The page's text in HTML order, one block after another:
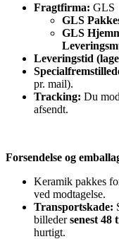
Fragtfirma: GLS
GLS
GLS
Leveringstid
pr. mail).
Tracking: Du
afsendt.
Forsendelse og
Keramik pakkes
ved modtagelse.
Transportskade:
billedersenest 48
hurtigt.